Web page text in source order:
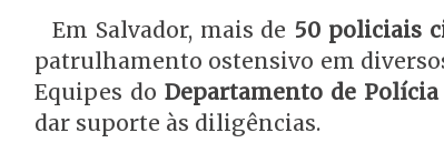
Em Salvador, mais de 50 policiais
patrulhamento ostensivo em
Equipes do Departamento de Polícia
dar suporte às diligências.